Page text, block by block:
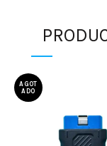
AGOT
ADO